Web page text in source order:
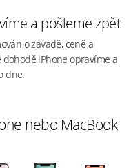
a pošleme zpět
o závadě, ceně a
iPhone opravíme a
dne.
nebo MacBook